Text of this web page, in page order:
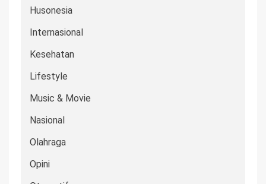
Husonesia
Internasional
Kesehatan
Lifestyle
Music & Movie
Nasional
Olahraga
Opini